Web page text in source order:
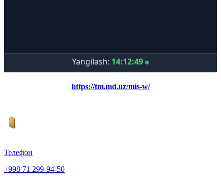
https://tm.md.uz/mis-w/
Телефон
+998 71 299-94-50